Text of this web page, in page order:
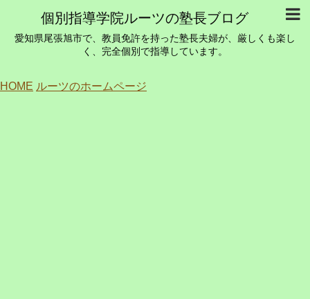
個別指導学院ルーツの塾長ブログ
愛知県尾張旭市で、教員免許を持った塾長夫婦が、厳しくも楽し
く、完全個別で指導しています。
HOME ルーツのホームページ